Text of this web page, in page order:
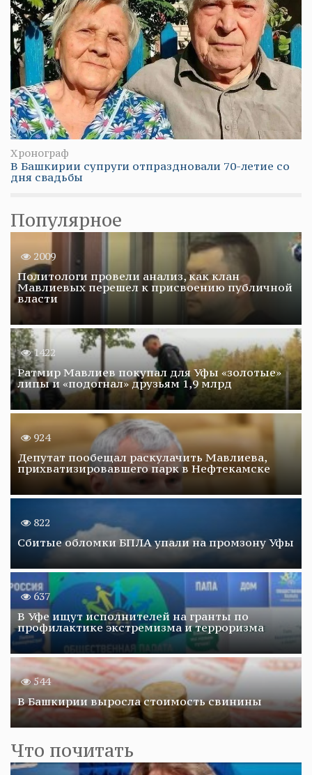
Хронограф
В Башкирии супруги отпраздновали 70-летие со
дня свадьбы
Популярное
2009
Политологи провели анализ, как клан
Мавлиевых перешел к присвоению публичной
власти
1422
Ратмир Мавлиев покупал для Уфы «золотые»
липы и «подогнал» друзьям 1,9 млрд
924
Депутат пообещал раскулачить Мавлиева,
прихватизировавшего парк в Нефтекамске
822
Сбитые обломки БПЛА упали на промзону Уфы
637
В Уфе ищут исполнителей на гранты по
профилактике экстремизма и терроризма
544
В Башкирии выросла стоимость свинины
Что почитать